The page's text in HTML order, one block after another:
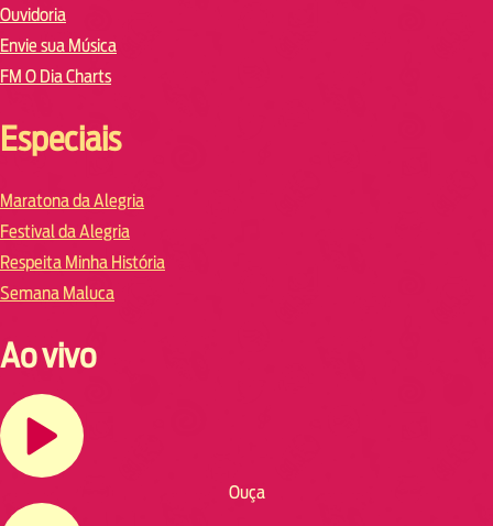
Ouvidoria
Envie sua Música
FM O Dia Charts
Especiais
Maratona da Alegria
Festival da Alegria
Respeita Minha História
Semana Maluca
Ao vivo
Ouça